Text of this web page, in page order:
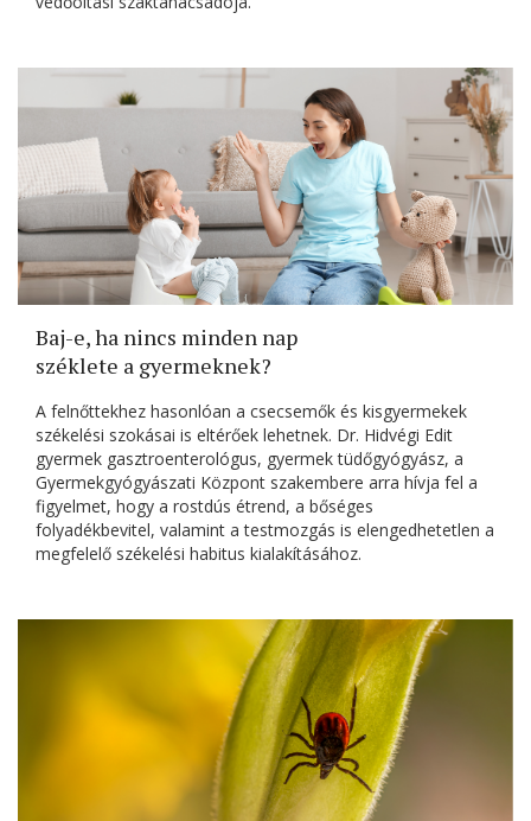
Baj-e, ha nincs minden nap
széklete a gyermeknek?
A felnőttekhez hasonlóan a csecsemők és kisgyermekek
székelési szokásai is eltérőek lehetnek. Dr. Hidvégi Edit
gyermek gasztroenterológus, gyermek tüdőgyógyász, a
Gyermekgyógyászati Központ szakembere arra hívja fel a
figyelmet, hogy a rostdús étrend, a bőséges
folyadékbevitel, valamint a testmozgás is elengedhetetlen a
megfelelő székelési habitus kialakításához.